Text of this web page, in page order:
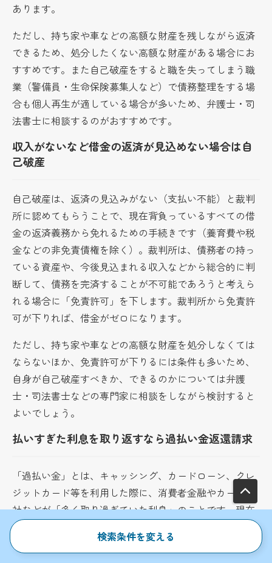
あります。
ただし、持ち家や車などの高額な財産を残しながら返済
できるため、処分したくない高額な財産がある場合にお
すすめです。また自己破産をすると職を失ってしまう職
業（警備員・生命保険募集人など）で債務整理をする場
合も個人再生が適している場合が多いため、弁護士・司
法書士に相談するのがおすすめです。
収入がないなど借金の返済が見込めない場合は自
己破産
自己破産は、返済の見込みがない（支払い不能）と裁判
所に認めてもらうことで、現在背負っているすべての借
金の返済義務から免れるための手続きです（養育費や税
金などの非免責債権を除く）。裁判所は、債務者の持っ
ている資産や、今後見込まれる収入などから総合的に判
断して、債務を完済することが不可能であろうと考えら
れる場合に「免責許可」を下します。裁判所から免責許
可が下りれば、借金がゼロになります。
ただし、持ち家や車などの高額な財産を処分しなくては
ならないほか、免責許可が下りるには条件も多いため、
自身が自己破産すべきか、できるのかについては弁護
士・司法書士などの専門家に相談をしながら検討すると
よいでしょう。
払いすぎた利息を取り返すなら過払い金返還請求
「過払い金」とは、キャッシング、カードローン、クレ
ジットカード等を利用した際に、消費者金融やカード会
社などが「多く取り過ぎていた利息」のことです。現在
の「利息制限法」という法律ができる前の「出資法」の
上限金利（29.2％）と利息制限法の上限金利（15〜2
検索条件を変える